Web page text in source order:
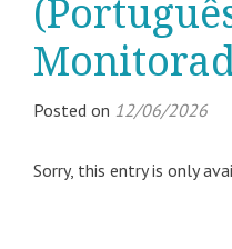
Posted on 12/06/2026
Sorry, this entry is only